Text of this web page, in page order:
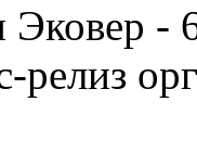
Эковер -